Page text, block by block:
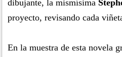
dibujante, la mismísima
proyecto, revisando cada
En la muestra de esta novela